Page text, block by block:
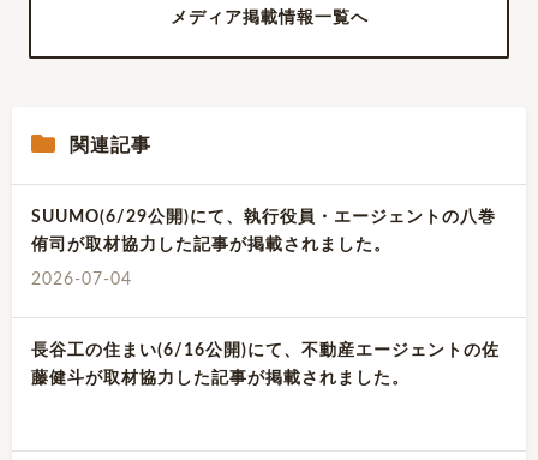
メディア掲載情報一覧へ
関連記事
SUUMO(6/29公開)にて、執行役員・エージェントの八巻
侑司が取材協力した記事が掲載されました。
2026-07-04
長谷工の住まい(6/16公開)にて、不動産エージェントの佐
藤健斗が取材協力した記事が掲載されました。